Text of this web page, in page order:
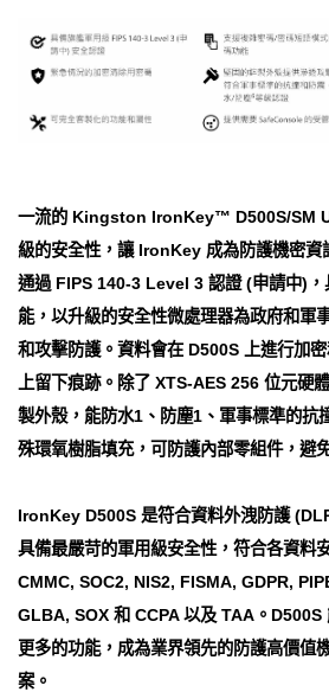
一流的 Kingston IronKey™ D500S/SM
級的安全性，讓 IronKey 成為防護機密資
通過 FIPS 140-3 Level 3 認證 (申請中)，
能，以升級的安全性微處理器為政府和軍
和攻擊防護。資料會在 D500S 上進行加
上留下痕跡。除了 XTS-AES 256 位元硬
製外殼，能防水1、防塵1、軍事標準的抗
殊環氧樹脂填充，可防護內部零組件，避
IronKey D500S 是符合資料外洩防護
具備最嚴苛的軍用級安全性，符合各資料
CMMC, SOC2, NIS2, FISMA, GDPR,
GLBA, SOX 和 CCPA 以及 TAA。D500S
更多的功能，成為業界領先的防護高價值
案。